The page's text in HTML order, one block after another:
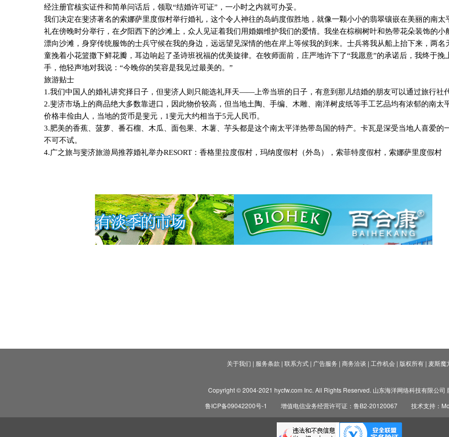
经注册官核实证件和简单问话后，领取“结婚许可证”，一小时之内就可办妥。
我们决定在斐济著名的索娜萨里度假村举行婚礼，这个令人神往的岛屿度假胜地，就像一颗小小的翡翠镶嵌在美丽的南太
礼在傍晚时分举行，在夕阳西下的沙滩上，众人见证着我们用婚姻维护我们的爱情。我坐在棕榈树叶和热带花朵装饰的小
漂向沙滩，身穿传统服饰的士兵守候在我的身边，远远望见深情的他在岸上等候我的到来。士兵将我从船上抬下来，两名
童挽着小花篮撒下鲜花瓣，耳边响起了圣诗班祝福的优美旋律。在牧师面前，庄严地许下了“我愿意”的承诺后，我终于挽
手，他轻声地对我说：“今晚你的笑容是我见过最美的。”
旅游贴士
1.我们中国人的婚礼讲究择日子，但斐济人则只能选礼拜天——上帝当班的日子，有意到那儿结婚的朋友可以通过旅行社
2.斐济市场上的商品绝大多数靠进口，因此物价较高，但当地土陶、手编、木雕、南洋树皮纸等手工艺品均有浓郁的南太
价格丰俭由人，当地的货币是斐元， 1斐元大约相当于5元人民币。
3.肥美的香蕉、菠萝、番石榴、木瓜、面包果、木薯、芋头都是这个南太平洋热带岛国的特产。卡瓦是深受当地人喜爱的
不可不试。
4.广之旅与斐济旅游局推荐婚礼举办RESORT ：香格里拉度假村，玛纳度假村（外岛），索菲特度假村，索娜萨里度假村
关于我们 | 服务条款 | 联系方式| 广告服务 | 商务洽谈 | 工作机会| 版权所有| 麦斯魔
Copyright © 2004-2021 hycfw.com Inc. All Rights Reserved. 山东海洋网络科技有限公司
鲁ICP备09042200号-1
增值电信业务经营许可证：鲁B2-20120067 技术支持：